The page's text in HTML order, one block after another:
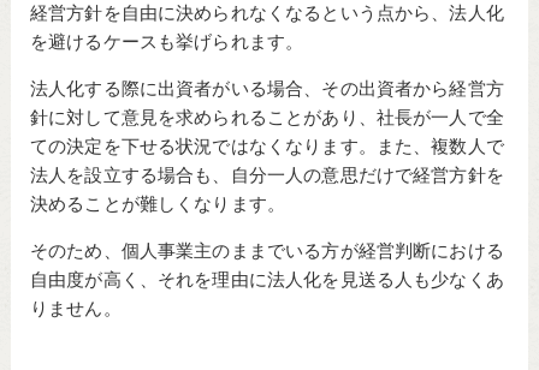
経営方針を自由に決められなくなるという点から、法人化
を避けるケースも挙げられます。
法人化する際に出資者がいる場合、その出資者から経営方
針に対して意見を求められることがあり、社長が一人で全
ての決定を下せる状況ではなくなります。また、複数人で
法人を設立する場合も、自分一人の意思だけで経営方針を
決めることが難しくなります。
そのため、個人事業主のままでいる方が経営判断における
自由度が高く、それを理由に法人化を見送る人も少なくあ
りません。